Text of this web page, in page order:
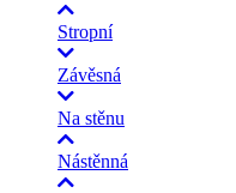
Stropní
Závěsná
Na stěnu
Nástěnná